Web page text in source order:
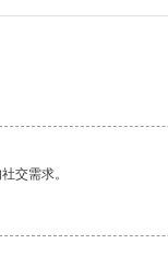
交需求。